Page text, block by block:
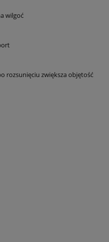
wilgoć
rozsunięciu zwiększa objętość